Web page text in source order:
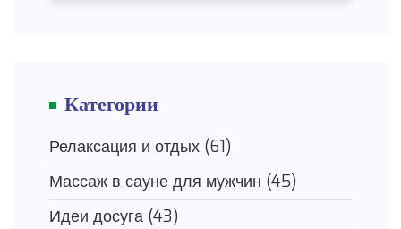
Категории
Релаксация и отдых (61)
Массаж в сауне для мужчин (45)
Идеи досуга (43)